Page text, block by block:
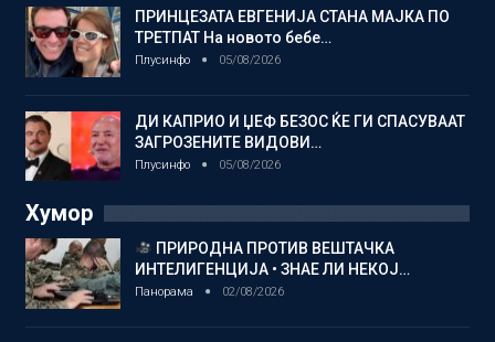
ПРИНЦЕЗАТА ЕВГЕНИЈА СТАНА МАЈКА ПО
ТРЕТПАТ На новото бебе…
Плусинфо 05/08/2026
ДИ КАПРИО И ЏЕФ БЕЗОС ЌЕ ГИ СПАСУВААТ
ЗАГРОЗЕНИТЕ ВИДОВИ…
Плусинфо 05/08/2026
Хумор
ПРИРОДНА ПРОТИВ ВЕШТАЧКА
ИНТЕЛИГЕНЦИЈА • ЗНАЕ ЛИ НЕКОЈ…
Панорама 02/08/2026